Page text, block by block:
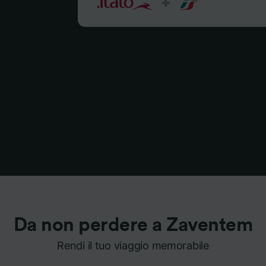
Da non perdere a Zaventem
Rendi il tuo viaggio memorabile